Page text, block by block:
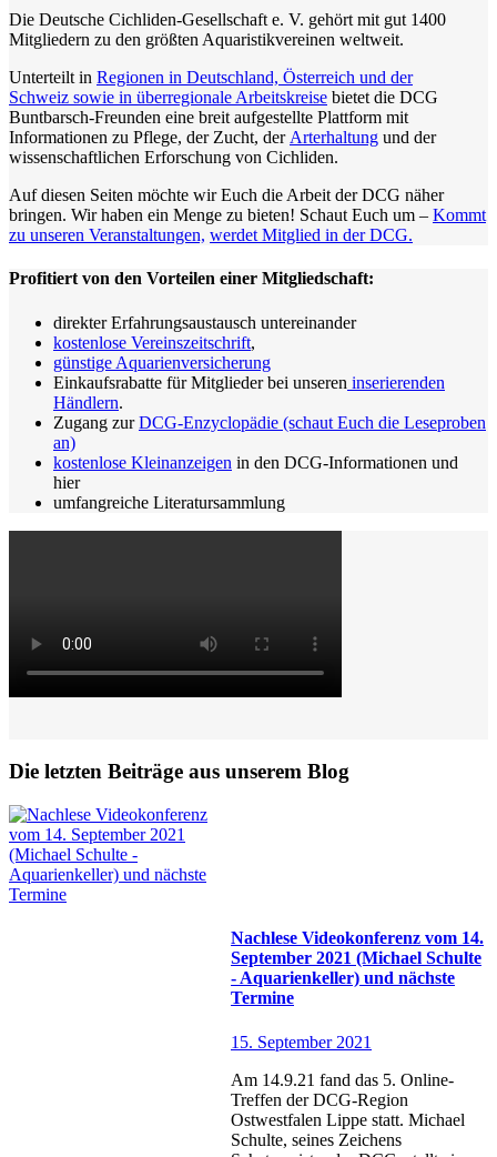
Die Deutsche Cichliden-Gesellschaft e. V. gehört mit gut 1400
Mitgliedern zu den größten Aquaristikvereinen weltweit.
Unterteilt in Regionen in Deutschland, Österreich und der
Schweiz sowie in überregionale Arbeitskreise bietet die DCG
Buntbarsch-Freunden eine breit aufgestellte Plattform mit
Informationen zu Pflege, der Zucht, der Arterhaltung und der
wissenschaftlichen Erforschung von Cichliden.
Auf diesen Seiten möchte wir Euch die Arbeit der DCG näher
bringen. Wir haben ein Menge zu bieten! Schaut Euch um – Kommt
zu unseren Veranstaltungen, werdet Mitglied in der DCG.
Profitiert von den Vorteilen einer Mitgliedschaft:
direkter Erfahrungsaustausch untereinander
kostenlose Vereinszeitschrift,
günstige Aquarienversicherung
Einkaufsrabatte für Mitglieder bei unseren inserierenden
Händlern.
Zugang zurDCG-Enzyclopädie (schaut Euch die Leseproben
an)
kostenlose Kleinanzeigen in den DCG-Informationen und
hier
umfangreiche Literatursammlung
Die letzten Beiträge aus unserem Blog
Nachlese Videokonferenz vom 14.
September 2021 (Michael Schulte
- Aquarienkeller) und nächste
Termine
15. September 2021
Am 14.9.21 fand das 5. Online-
Treffen der DCG-Region
Ostwestfalen Lippe statt. Michael
Schulte, seines Zeichens